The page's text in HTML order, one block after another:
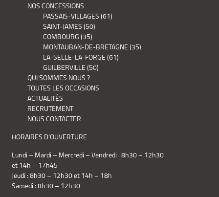
NOS CONCESSIONS
PASSAIS-VILLAGES (61)
SAINT-JAMES (50)
COMBOURG (35)
MONTAUBAN-DE-BRETAGNE (35)
LA-SELLE-LA-FORGE (61)
GUILBERVILLE (50)
QUI SOMMES NOUS ?
TOUTES LES OCCASIONS
ACTUALITÉS
RECRUTEMENT
NOUS CONTACTER
HORAIRES D’OUVERTURE
Lundi – Mardi – Mercredi – Vendredi : 8h30 – 12h30
et 14h – 17h45
Jeudi : 8h30 – 12h30 et 14h – 18h
Samedi : 8h30 – 12h30